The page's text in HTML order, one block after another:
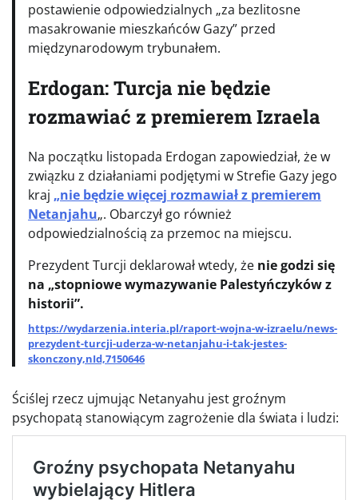
postawienie odpowiedzialnych „za bezlitosne
masakrowanie mieszkańców Gazy” przed
międzynarodowym trybunałem.
Erdogan: Turcja nie będzie
rozmawiać z premierem Izraela
Na początku listopada Erdogan zapowiedział, że w
związku z działaniami podjętymi w Strefie Gazy jego
kraj „nie będzie więcej rozmawiał z premierem
Netanjahu„. Obarczył go również
odpowiedzialnością za przemoc na miejscu.
Prezydent Turcji deklarował wtedy, że nie godzi się
na „stopniowe wymazywanie Palestyńczyków z
historii”.
https://wydarzenia.interia.pl/raport-wojna-w-izraelu/news-
prezydent-turcji-uderza-w-netanjahu-i-tak-jestes-
skonczony,nId,7150646
Ściślej rzecz ujmując Netanyahu jest groźnym
psychopatą stanowiącym zagrożenie dla świata i ludzi: